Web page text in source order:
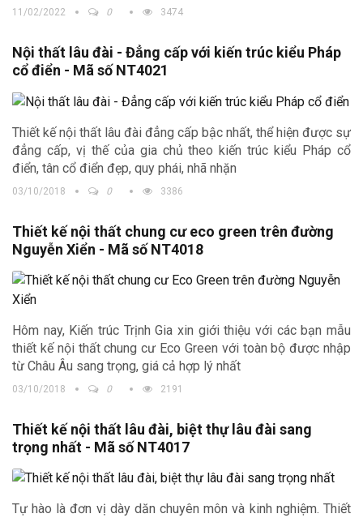
11/02/2022 0 3474
Nội thất lâu đài - Đẳng cấp với kiến trúc kiểu Pháp
cổ điển - Mã số NT4021
Thiết kế nội thất lâu đài đẳng cấp bậc nhất, thể hiện được sự
đẳng cấp, vị thế của gia chủ theo kiến trúc kiểu Pháp cổ
điển, tân cổ điển đẹp, quy phái, nhã nhặn
03/10/2018 0 3386
Thiết kế nội thất chung cư eco green trên đường
Nguyễn Xiển - Mã số NT4018
Hôm nay, Kiến trúc Trịnh Gia xin giới thiệu với các bạn mẫu
thiết kế nội thất chung cư Eco Green với toàn bộ được nhập
từ Châu Âu sang trọng, giá cả hợp lý nhất
03/10/2018 0 2191
Thiết kế nội thất lâu đài, biệt thự lâu đài sang
trọng nhất - Mã số NT4017
Tự hào là đơn vị dày dăn chuyên môn và kinh nghiệm. Thiết